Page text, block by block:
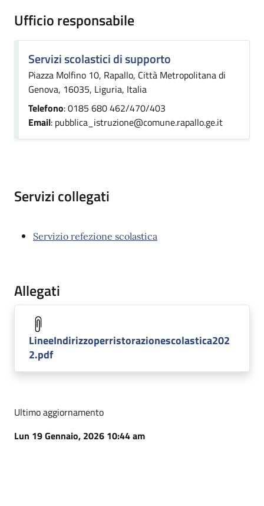
Ufficio responsabile
Servizi scolastici di supporto
Piazza Molfino 10, Rapallo, Città Metropolitana di
Genova, 16035, Liguria, Italia
Telefono: 0185 680 462/470/403
Email: pubblica_istruzione@comune.rapallo.ge.it
Servizi collegati
Servizio refezione scolastica
Allegati
LineeIndirizzoperristorazionescolastica202
2.pdf
Ultimo aggiornamento
Lun 19 Gennaio, 2026 10:44 am